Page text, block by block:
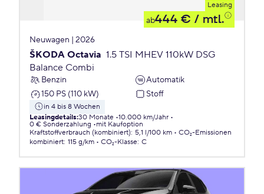
Leasing
ab444 € / mtl.
Neuwagen | 2026
ŠKODA Octavia 1.5 TSI MHEV 110kW DSG
Balance Combi
Benzin
Automatik
150 PS (110 kW)
Stoff
in 4 bis 8 Wochen
Leasingdetails:30 Monate 10.000 km/Jahr
0 € Sonderzahlung
mit Kaufoption
Kraftstoffverbrauch (kombiniert): 5,1 l/100 km
CO₂-Emissionen
kombiniert: 115 g/km CO₂-Klasse: C